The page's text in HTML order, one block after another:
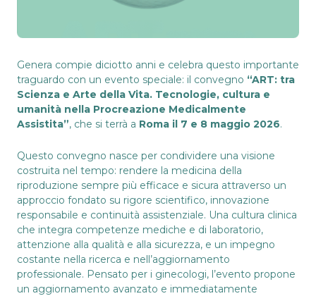
Genera compie diciotto anni e celebra questo importante
traguardo con un evento speciale: il convegno “ART: tra
Scienza e Arte della Vita. Tecnologie, cultura e
umanità nella Procreazione Medicalmente
Assistita”, che si terrà a Roma il 7 e 8 maggio 2026.
Questo convegno nasce per condividere una visione
costruita nel tempo: rendere la medicina della
riproduzione sempre più efficace e sicura attraverso un
approccio fondato su rigore scientifico, innovazione
responsabile e continuità assistenziale. Una cultura clinica
che integra competenze mediche e di laboratorio,
attenzione alla qualità e alla sicurezza, e un impegno
costante nella ricerca e nell’aggiornamento
professionale. Pensato per i ginecologi, l’evento propone
un aggiornamento avanzato e immediatamente